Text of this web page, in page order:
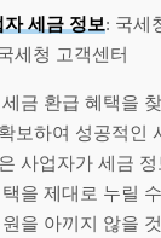
자 세금 정보: 국세
세청 고객센터
금 환급 혜택을
보하여 성공적인
사업자가 세금 정
을 제대로 누릴
을 아끼지 않을